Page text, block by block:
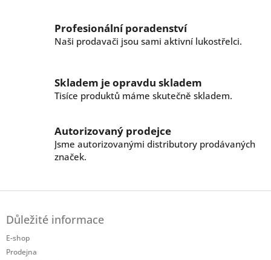
k
y
p
i
s
Profesionální poradenství
Naši prodavači jsou sami aktivní lukostřelci.
Skladem je opravdu skladem
Tisíce produktů máme skutečně skladem.
Autorizovaný prodejce
Jsme autorizovanými distributory prodávaných
značek.
Z
Důležité informace
E-shop
Prodejna